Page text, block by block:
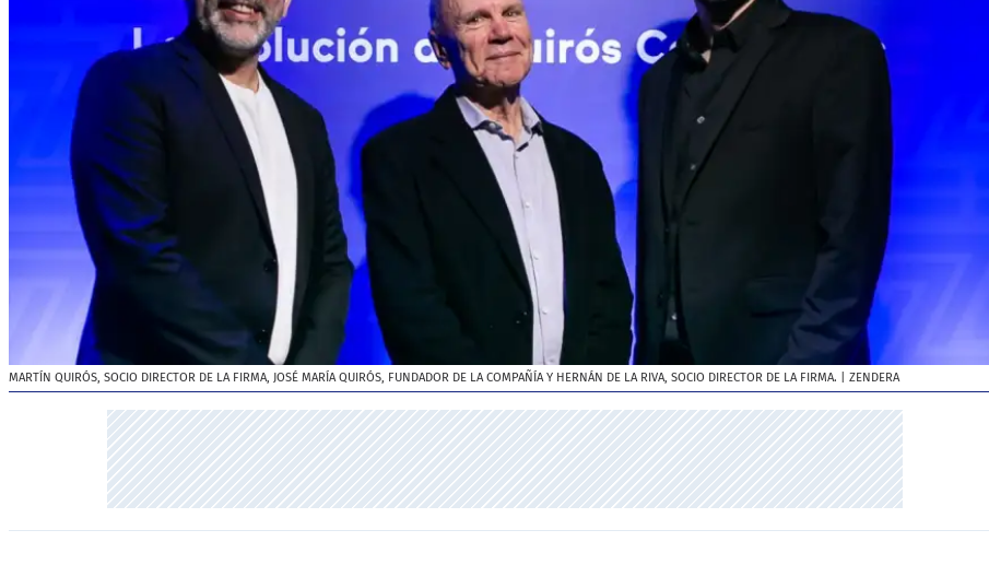
MARTÍN QUIRÓS, SOCIO DIRECTOR DE LA FIRMA, JOSÉ MARÍA QUIRÓS, FUNDADOR DE LA COMPAÑÍA Y HERNÁN DE LA RIVA, SOCIO DIRECTOR DE LA FIRMA. | ZENDERA